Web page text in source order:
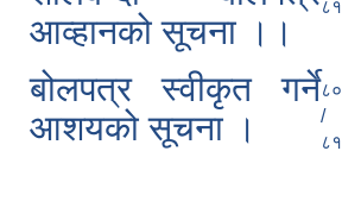
आव्हानको सूचना ।।
८१
बोलपत्र स्वीकृत गर्ने
आशयको सूचना ।
८०
/
८१